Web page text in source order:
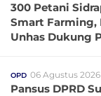
300 Petani
Smart Farming,
Unhas Dukung
OPD 06 Agustus 2026
Pansus DPRD